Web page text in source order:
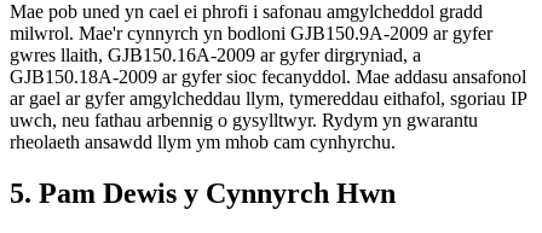
Mae pob uned yn cael ei phrofi i safonau amgylcheddol gradd
milwrol. Mae'r cynnyrch yn bodloni GJB150.9A-2009 ar gyfer
gwres llaith, GJB150.16A-2009 ar gyfer dirgryniad, a
GJB150.18A-2009 ar gyfer sioc fecanyddol. Mae addasu ansafonol
ar gael ar gyfer amgylcheddau llym, tymereddau eithafol, sgoriau IP
uwch, neu fathau arbennig o gysylltwyr. Rydym yn gwarantu
rheolaeth ansawdd llym ym mhob cam cynhyrchu.
5. Pam Dewis y Cynnyrch Hwn